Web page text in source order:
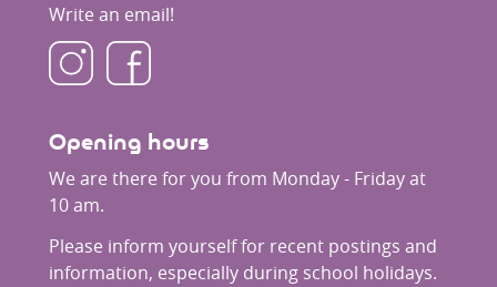
Write an email!
Opening hours
We are there for you from Monday - Friday at
10 am.
Please inform yourself for recent postings and
information, especially during school holidays.